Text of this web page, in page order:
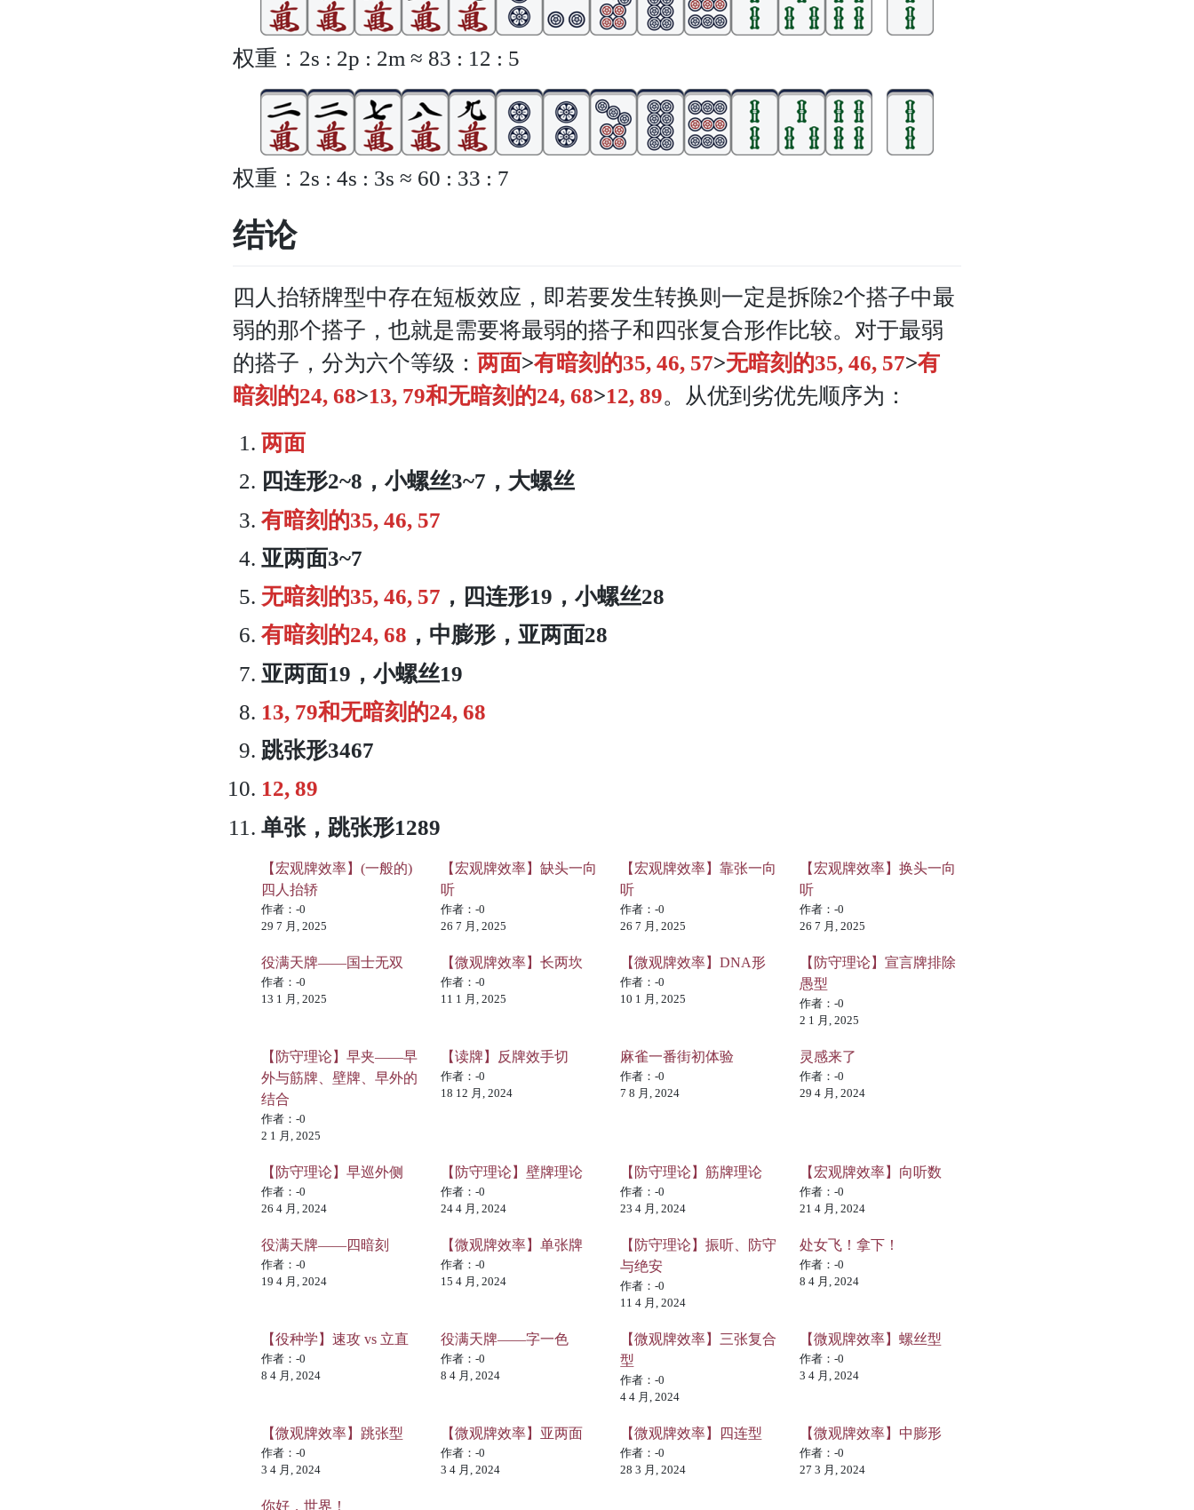
权重：2s : 2p : 2m ≈ 83 : 12 : 5
权重：2s : 4s : 3s ≈ 60 : 33 : 7
结论
四人抬轿牌型中存在短板效应，即若要发生转换则一定是拆除2个搭子中最
弱的那个搭子，也就是需要将最弱的搭子和四张复合形作比较。对于最弱
的搭子，分为六个等级： 两面>有暗刻的35, 46, 57>无暗刻的35, 46, 57>有
暗刻的24, 68>13, 79和无暗刻的24, 68>12, 89。从优到劣优先顺序为：
两面
四连形2~8，小螺丝3~7 ， 大螺丝
有暗刻的35, 46, 57
亚两面3~7
无暗刻的35, 46, 57 ， 四连形19 ， 小螺丝28
有暗刻的24, 68 ， 中膨形， 亚两面28
亚两面19， 小螺丝19
13, 79和无暗刻的24, 68
跳张形3467
12, 89
单张，跳张形1289
【宏观牌效率】(一般的)
四人抬轿
作者：-0
29 7 月, 2025
【宏观牌效率】缺头一向
听
作者：-0
26 7 月, 2025
【宏观牌效率】靠张一向
听
作者：-0
26 7 月, 2025
【宏观牌效率】换头一向
听
作者：-0
26 7 月, 2025
役满天牌——国士无双
作者：-0
13 1 月, 2025
【微观牌效率】长两坎
作者：-0
11 1 月, 2025
【微观牌效率】DNA形
作者：-0
10 1 月, 2025
【防守理论】宣言牌排除
愚型
作者：-0
2 1 月, 2025
【防守理论】早夹——早
外与筋牌、壁牌、早外的
结合
作者：-0
2 1 月, 2025
【读牌】反牌效手切
作者：-0
18 12 月, 2024
麻雀一番街初体验
作者：-0
7 8 月, 2024
灵感来了
作者：-0
29 4 月, 2024
【防守理论】早巡外侧
作者：-0
26 4 月, 2024
【防守理论】壁牌理论
作者：-0
24 4 月, 2024
【防守理论】筋牌理论
作者：-0
23 4 月, 2024
【宏观牌效率】向听数
作者：-0
21 4 月, 2024
役满天牌——四暗刻
作者：-0
19 4 月, 2024
【微观牌效率】单张牌
作者：-0
15 4 月, 2024
【防守理论】振听、防守
与绝安
作者：-0
11 4 月, 2024
处女飞！拿下！
作者：-0
8 4 月, 2024
【役种学】速攻 vs 立直
作者：-0
8 4 月, 2024
役满天牌——字一色
作者：-0
8 4 月, 2024
【微观牌效率】三张复合
型
作者：-0
4 4 月, 2024
【微观牌效率】螺丝型
作者：-0
3 4 月, 2024
【微观牌效率】跳张型
作者：-0
3 4 月, 2024
【微观牌效率】亚两面
作者：-0
3 4 月, 2024
【微观牌效率】四连型
作者：-0
28 3 月, 2024
【微观牌效率】中膨形
作者：-0
27 3 月, 2024
你好，世界！